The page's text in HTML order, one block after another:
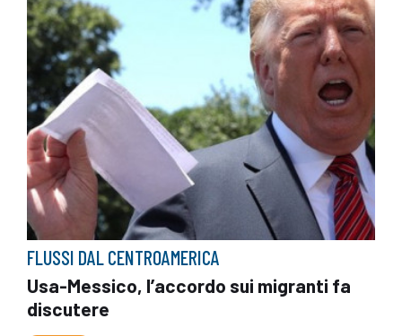
FLUSSI DAL CENTROAMERICA
Usa-Messico, l’accordo sui migranti fa
discutere